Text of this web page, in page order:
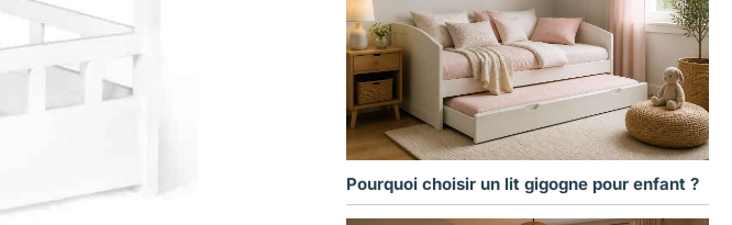
Pourquoi choisir un lit gigogne pour enfant ?